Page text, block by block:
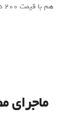
هم با قیمت ۲۰۰ دلار در بازار حضور خواهند داشت.
ماجرای